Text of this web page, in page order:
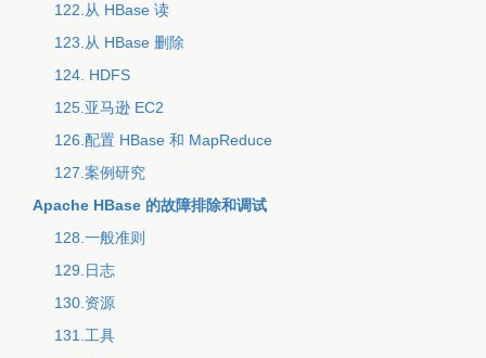
122.从 HBase 读
123.从 HBase 删除
124. HDFS
125.亚马逊 EC2
126.配置 HBase 和 MapReduce
127.案例研究
Apache HBase 的故障排除和调试
128.一般准则
129.日志
130.资源
131.工具